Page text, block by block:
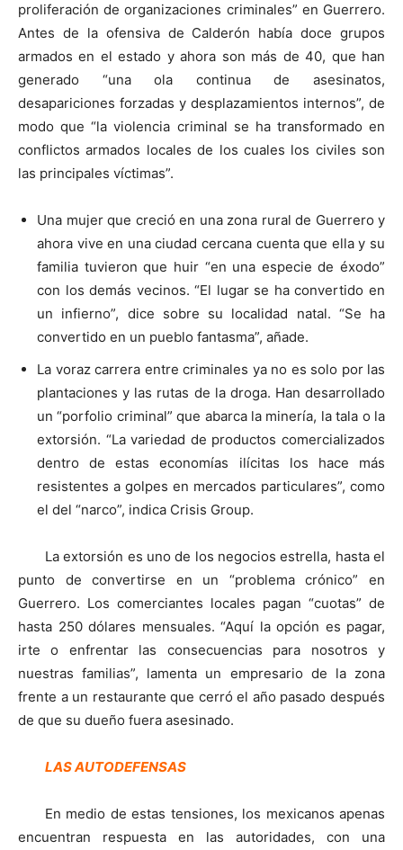
proliferación de organizaciones criminales” en Guerrero.
Antes de la ofensiva de Calderón había doce grupos
armados en el estado y ahora son más de 40, que han
generado “una ola continua de asesinatos,
desapariciones forzadas y desplazamientos internos”, de
modo que “la violencia criminal se ha transformado en
conflictos armados locales de los cuales los civiles son
las principales víctimas”.
Una mujer que creció en una zona rural de Guerrero y
ahora vive en una ciudad cercana cuenta que ella y su
familia tuvieron que huir “en una especie de éxodo”
con los demás vecinos. “El lugar se ha convertido en
un infierno”, dice sobre su localidad natal. “Se ha
convertido en un pueblo fantasma”, añade.
La voraz carrera entre criminales ya no es solo por las
plantaciones y las rutas de la droga. Han desarrollado
un “porfolio criminal” que abarca la minería, la tala o la
extorsión. “La variedad de productos comercializados
dentro de estas economías ilícitas los hace más
resistentes a golpes en mercados particulares”, como
el del “narco”, indica Crisis Group.
La extorsión es uno de los negocios estrella, hasta el
punto de convertirse en un “problema crónico” en
Guerrero. Los comerciantes locales pagan “cuotas” de
hasta 250 dólares mensuales. “Aquí la opción es pagar,
irte o enfrentar las consecuencias para nosotros y
nuestras familias”, lamenta un empresario de la zona
frente a un restaurante que cerró el año pasado después
de que su dueño fuera asesinado.
LAS AUTODEFENSAS
En medio de estas tensiones, los mexicanos apenas
encuentran respuesta en las autoridades, con una